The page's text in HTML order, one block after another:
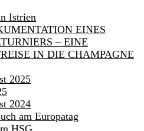
Istrien
EINES
– EINE
IN DIE CHAMPAGNE
2025
2024
am Europatag